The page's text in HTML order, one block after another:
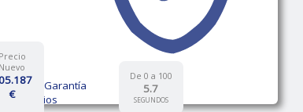
de Garantía
propios
De 0 a 100
5.7
SEGUNDOS
Precio
Nuevo
€